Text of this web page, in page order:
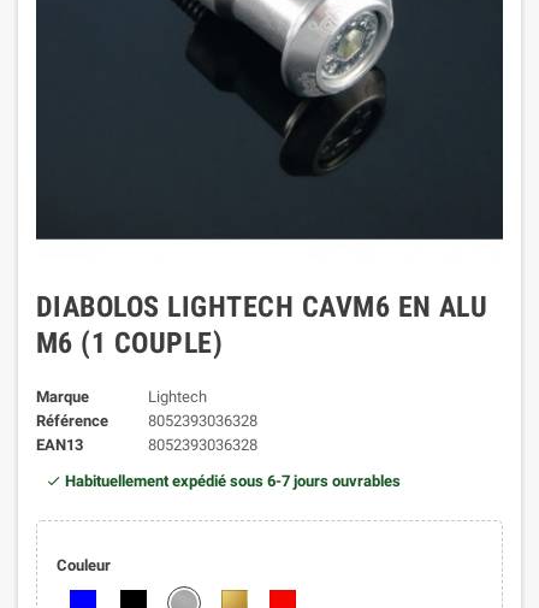
DIABOLOS LIGHTECH CAVM6 EN ALU
M6 (1 COUPLE)
Marque
Lightech
Référence
8052393036328
EAN13
8052393036328
Habituellement expédié sous 6-7 jours ouvrables
Couleur